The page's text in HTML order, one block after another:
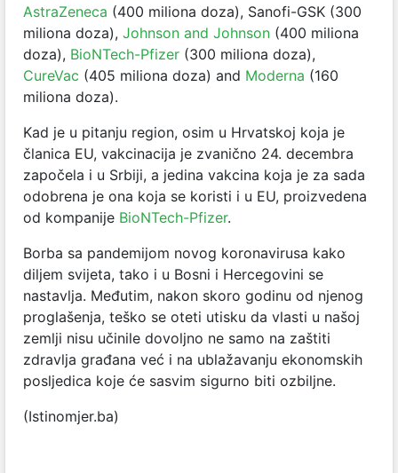
AstraZeneca (400 miliona doza), Sanofi-GSK (300
miliona doza), Johnson and Johnson (400 miliona
doza), BioNTech-Pfizer (300 miliona doza),
CureVac (405 miliona doza) and Moderna (160
miliona doza).
Kad je u pitanju region, osim u Hrvatskoj koja je
članica EU, vakcinacija je zvanično 24. decembra
započela i u Srbiji, a jedina vakcina koja je za sada
odobrena je ona koja se koristi i u EU, proizvedena
od kompanije BioNTech-Pfizer.
Borba sa pandemijom novog koronavirusa kako
diljem svijeta, tako i u Bosni i Hercegovini se
nastavlja. Međutim, nakon skoro godinu od njenog
proglašenja, teško se oteti utisku da vlasti u našoj
zemlji nisu učinile dovoljno ne samo na zaštiti
zdravlja građana već i na ublažavanju ekonomskih
posljedica koje će sasvim sigurno biti ozbiljne.
(Istinomjer.ba)